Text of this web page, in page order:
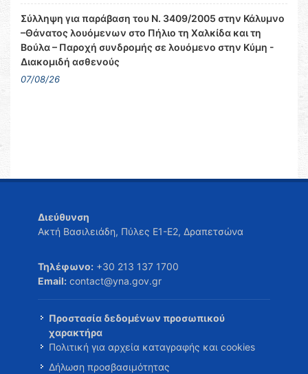
Σύλληψη για παράβαση του Ν. 3409/2005 στην Κάλυμνο
–Θάνατος λουόμενων στο Πήλιο τη Χαλκίδα και τη
Βούλα – Παροχή συνδρομής σε λουόμενο στην Κύμη -
Διακομιδή ασθενούς
07/08/26
Διεύθυνση
Ακτή Βασιλειάδη, Πύλες Ε1-Ε2, Δραπετσώνα
Τηλέφωνο: +30 213 137 1700
Email: contact@yna.gov.gr
Προστασία δεδομένων προσωπικού
χαρακτήρα
Πολιτική για αρχεία καταγραφής και cookies
Δήλωση προσβασιμότητας